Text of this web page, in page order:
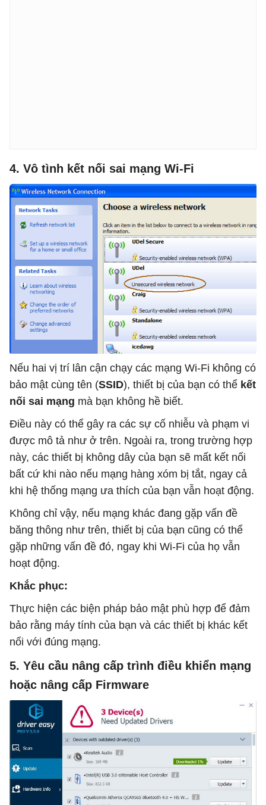
4. Vô tình kết nối sai mạng Wi-Fi
Nếu hai vị trí lân cận chạy các mạng Wi-Fi không có
bảo mật cùng tên (SSID), thiết bị của bạn có thể kết
nối sai mạng mà bạn không hề biết.
Điều này có thể gây ra các sự cố nhiễu và phạm vi
được mô tả như ở trên. Ngoài ra, trong trường hợp
này, các thiết bị không dây của bạn sẽ mất kết nối
bất cứ khi nào nếu mạng hàng xóm bị tắt, ngay cả
khi hệ thống mạng ưa thích của bạn vẫn hoạt động.
Không chỉ vậy, nếu mạng khác đang gặp vấn đề
băng thông như trên, thiết bị của bạn cũng có thể
gặp những vấn đề đó, ngay khi Wi-Fi của họ vẫn
hoạt động.
Khắc phục:
Thực hiện các biện pháp bảo mật phù hợp để đảm
bảo rằng máy tính của bạn và các thiết bị khác kết
nối với đúng mạng.
5. Yêu cầu nâng cấp trình điều khiển mạng
hoặc nâng cấp Firmware